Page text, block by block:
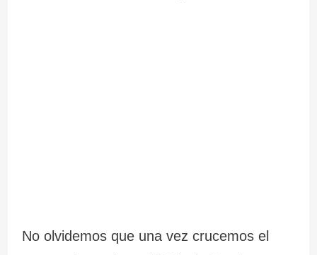
No olvidemos que una vez crucemos el